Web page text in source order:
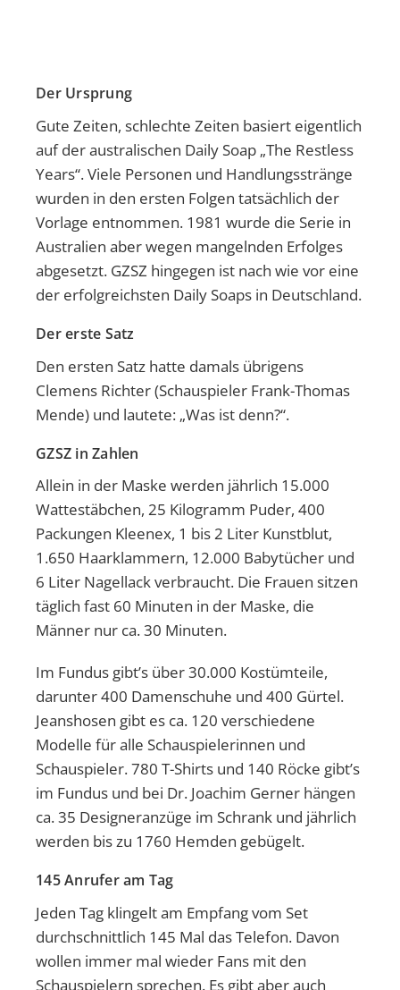
Der Ursprung
Gute Zeiten, schlechte Zeiten basiert eigentlich
auf der australischen Daily Soap „The Restless
Years“. Viele Personen und Handlungsstränge
wurden in den ersten Folgen tatsächlich der
Vorlage entnommen. 1981 wurde die Serie in
Australien aber wegen mangelnden Erfolges
abgesetzt. GZSZ hingegen ist nach wie vor eine
der erfolgreichsten Daily Soaps in Deutschland.
Der erste Satz
Den ersten Satz hatte damals übrigens
Clemens Richter (Schauspieler Frank-Thomas
Mende) und lautete: „Was ist denn?“.
GZSZ in Zahlen
Allein in der Maske werden jährlich 15.000
Wattestäbchen, 25 Kilogramm Puder, 400
Packungen Kleenex, 1 bis 2 Liter Kunstblut,
1.650 Haarklammern, 12.000 Babytücher und
6 Liter Nagellack verbraucht. Die Frauen sitzen
täglich fast 60 Minuten in der Maske, die
Männer nur ca. 30 Minuten.
Im Fundus gibt’s über 30.000 Kostümteile,
darunter 400 Damenschuhe und 400 Gürtel.
Jeanshosen gibt es ca. 120 verschiedene
Modelle für alle Schauspielerinnen und
Schauspieler. 780 T-Shirts und 140 Röcke gibt’s
im Fundus und bei Dr. Joachim Gerner hängen
ca. 35 Designeranzüge im Schrank und jährlich
werden bis zu 1760 Hemden gebügelt.
145 Anrufer am Tag
Jeden Tag klingelt am Empfang vom Set
durchschnittlich 145 Mal das Telefon. Davon
wollen immer mal wieder Fans mit den
Schauspielern sprechen. Es gibt aber auch